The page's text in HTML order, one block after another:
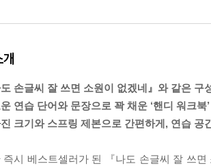
도 손글씨 잘 쓰면 소원이 없겠네』와 같은 구
연습 단어와 문장으로 꽉 채운 ‘핸디 워크북’
크기와 스프링 제본으로 간편하게, 연습 공
즉시 베스트셀러가 된 『나도 손글씨 잘 쓰